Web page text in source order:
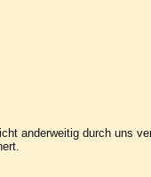
anderweitig durch uns